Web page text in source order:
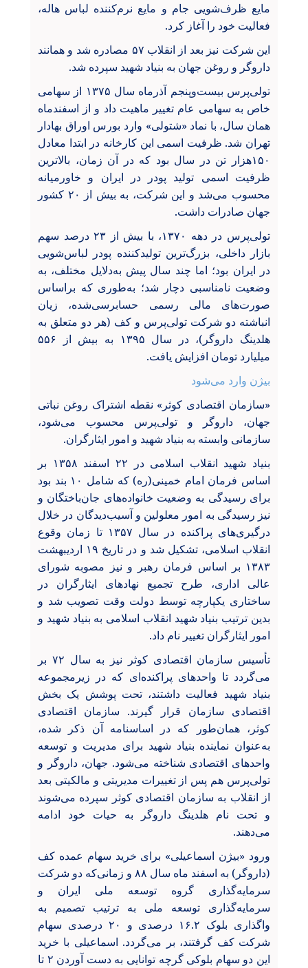
مایع ظرف‌شویی جام و مایع نرم‌کننده لباس هاله،
فعالیت خود را آغاز کرد.
این شرکت نیز بعد از انقلاب ۵۷ مصادره شد و همانند
داروگر و روغن جهان به بنیاد شهید سپرده شد.
تولی‌پرس بیست‌وپنجم آذرماه سال ۱۳۷۵ از سهامی
خاص به سهامی عام تغییر ماهیت داد و از اسفندماه
همان سال، با نماد «شتولی» وارد بورس اوراق بهادار
تهران شد. ظرفیت اسمی این کارخانه در ابتدا معادل
۱۵۰هزار تن در سال بود که در آن زمان، بالاترین
ظرفیت اسمی تولید پودر در ایران و خاورمیانه
محسوب می‌شد و این شرکت، به بیش از ۲۰ کشور
جهان صادرات داشت.
تولی‌پرس در دهه ۱۳۷۰، با بیش از ۲۳ درصد سهم
بازار داخلی، بزرگ‌ترین تولیدکننده پودر لباس‌شویی
در ایران بود؛ اما چند سال پیش به‌دلایل مختلف، به
وضعیت نامناسبی دچار شد؛ به‌طوری که براساس
صورت‌های مالی رسمی حسابرسی‌شده، زیان
انباشته دو شرکت تولی‌پرس و کف (هر دو متعلق ‌به
هلدینگ داروگر)، در سال ۱۳۹۵ به بیش از ۵۵۶
میلیارد تومان افزایش یافت.
بیژن وارد می‌شود
«سازمان اقتصادی کوثر» نقطه اشتراک روغن نباتی
جهان، داروگر و تولی‌پرس محسوب می‌شود،
سازمانی وابسته به بنیاد شهید و امور ایثارگران.
بنیاد شهید انقلاب اسلامی در ۲۲ اسفند ۱۳۵۸ بر
اساس فرمان امام خمینی(ره) که شامل ۱۰ بند بود
برای رسیدگی به وضعیت خانواده‌های جان‌باختگان و
نیز رسیدگی به امور معلولین و آسیب‌دیدگان در خلال
درگیری‌های پراکنده در سال ۱۳۵۷ تا زمان وقوع
انقلاب اسلامی، تشکیل شد و در تاریخ ۱۹ اردیبهشت
۱۳۸۳ بر اساس فرمان رهبر و نیز مصوبه شورای
عالی اداری، طرح تجمیع نهادهای ایثارگران در
ساختاری یکپارچه توسط دولت وقت تصویب شد و
بدین ترتیب بنیاد شهید انقلاب اسلامی به بنیاد شهید و
امور ایثارگران تغییر نام داد.
تأسیس سازمان اقتصادی کوثر نیز به سال ۷۲ بر
می‌گردد تا واحدهای پراکنده‌ای که در زیرمجموعه
بنیاد شهید فعالیت داشتند، تحت پوشش یک بخش
اقتصادی سازمان قرار گیرند. سازمان اقتصادی
کوثر، همان‌طور که در اساسنامه آن ذکر شده،
به‌عنوان نماینده بنیاد شهید برای مدیریت و توسعه
واحدهای اقتصادی شناخته می‌شود. جهان، داروگر و
تولی‌پرس هم پس از تغییرات مدیریتی و مالکیتی بعد
از انقلاب به سازمان اقتصادی کوثر سپرده می‌شوند
و تحت نام هلدینگ داروگر به حیات خود ادامه
می‌دهند.
ورود «بیژن اسماعیلی» برای خرید سهام عمده کف
(داروگر) به اسفند ماه سال ۸۸ و زمانی‌که دو شرکت
سرمایه‌گذاری گروه توسعه ملی ایران و
سرمایه‌گذاری توسعه ملی به ترتیب تصمیم به
واگذاری بلوک ۱۶.۲ درصدی و ۲۰ درصدی سهام
شرکت کف گرفتند، بر می‌گردد. اسماعیلی با خرید
این دو سهام بلوکی گرچه توانایی به دست آوردن ۲ تا